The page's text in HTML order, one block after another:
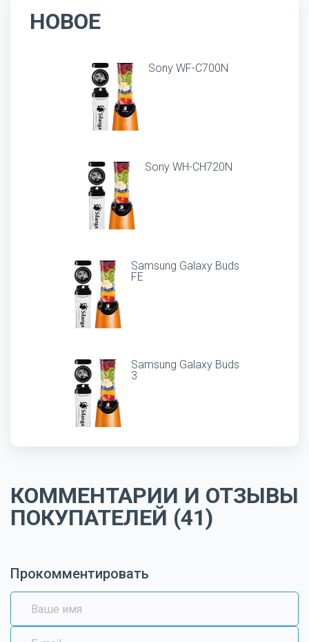
НОВОЕ
Sony WF-C700N
Sony WH-CH720N
Samsung Galaxy Buds
FE
Samsung Galaxy Buds
3
КОММЕНТАРИИ И ОТЗЫВЫ
ПОКУПАТЕЛЕЙ (41)
Прокомментировать